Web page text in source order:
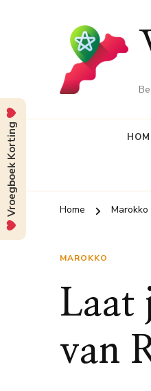
Home Marokko
MAROKKO
Laat
van
Vroegboek Korting